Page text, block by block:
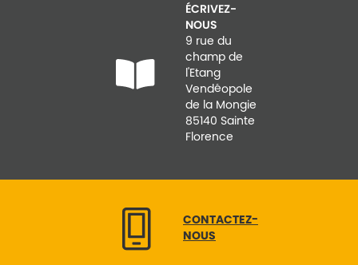
ÉCRIVEZ-
NOUS
9 rue du
champ de
l'Etang
Vendéopole
de la Mongie
85140 Sainte
Florence
CONTACTEZ-
NOUS